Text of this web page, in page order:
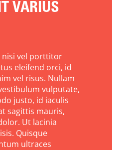
VARIUS
nisi vel porttitor
eleifend orci, id
vel risus. Nullam
vulputate,
justo, id iaculis
sagittis mauris,
Ut lacinia
Quisque
ultraces